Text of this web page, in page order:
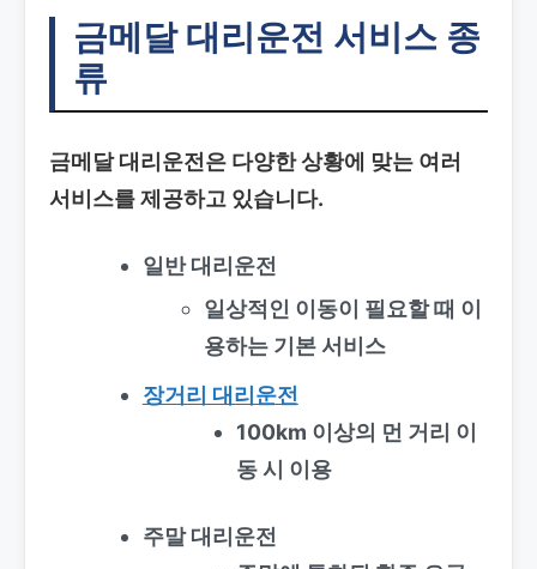
금메달 대리운전 서비스 종
류
금메달 대리운전은 다양한 상황에 맞는 여러
서비스를 제공하고 있습니다.
일반 대리운전
일상적인 이동이 필요할 때 이
용하는 기본 서비스
장거리 대리운전
100km 이상의 먼 거리 이
동 시 이용
주말 대리운전